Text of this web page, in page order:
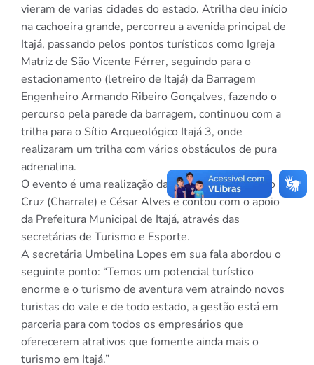
vieram de varias cidades do estado. Atrilha deu início
na cachoeira grande, percorreu a avenida principal de
Itajá, passando pelos pontos turísticos como Igreja
Matriz de São Vicente Férrer, seguindo para o
estacionamento (letreiro de Itajá) da Barragem
Engenheiro Armando Ribeiro Gonçalves, fazendo o
percurso pela parede da barragem, continuou com a
trilha para o Sítio Arqueológico Itajá 3, onde
realizaram um trilha com vários obstáculos de pura
adrenalina.
O evento é uma realização da equipe cros, Antônio
Cruz (Charrale) e César Alves e contou com o apoio
da Prefeitura Municipal de Itajá, através das
secretárias de Turismo e Esporte.
A secretária Umbelina Lopes em sua fala abordou o
seguinte ponto: “Temos um potencial turístico
enorme e o turismo de aventura vem atraindo novos
turistas do vale e de todo estado, a gestão está em
parceria para com todos os empresários que
oferecerem atrativos que fomente ainda mais o
turismo em Itajá.”